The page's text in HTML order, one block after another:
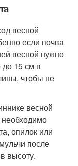
весной
если почва
весной нужно
до 15 см в
чтобы не
весной
опилок или
после
высоту.